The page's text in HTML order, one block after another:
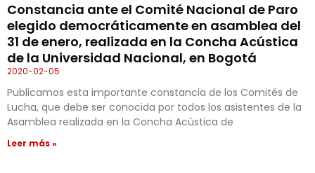
Constancia ante el Comité Nacional de Paro
elegido democráticamente en asamblea del
31 de enero, realizada en la Concha Acústica
de la Universidad Nacional, en Bogotá
2020-02-05
Publicamos esta importante constancia de los Comités de
Lucha, que debe ser conocida por todos los asistentes de la
Asamblea realizada en la Concha Acústica de
Leer más »